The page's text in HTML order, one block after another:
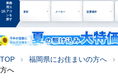
manage_search
業務
用エ
アコ
ンを
探す
形状 メーカー 設置場所
TOP chevron_right 福岡県にお住まいの方へ chevron_right
方へ